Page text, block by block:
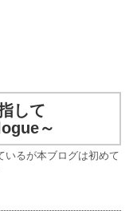
して
～
いるが本ブログは初めて